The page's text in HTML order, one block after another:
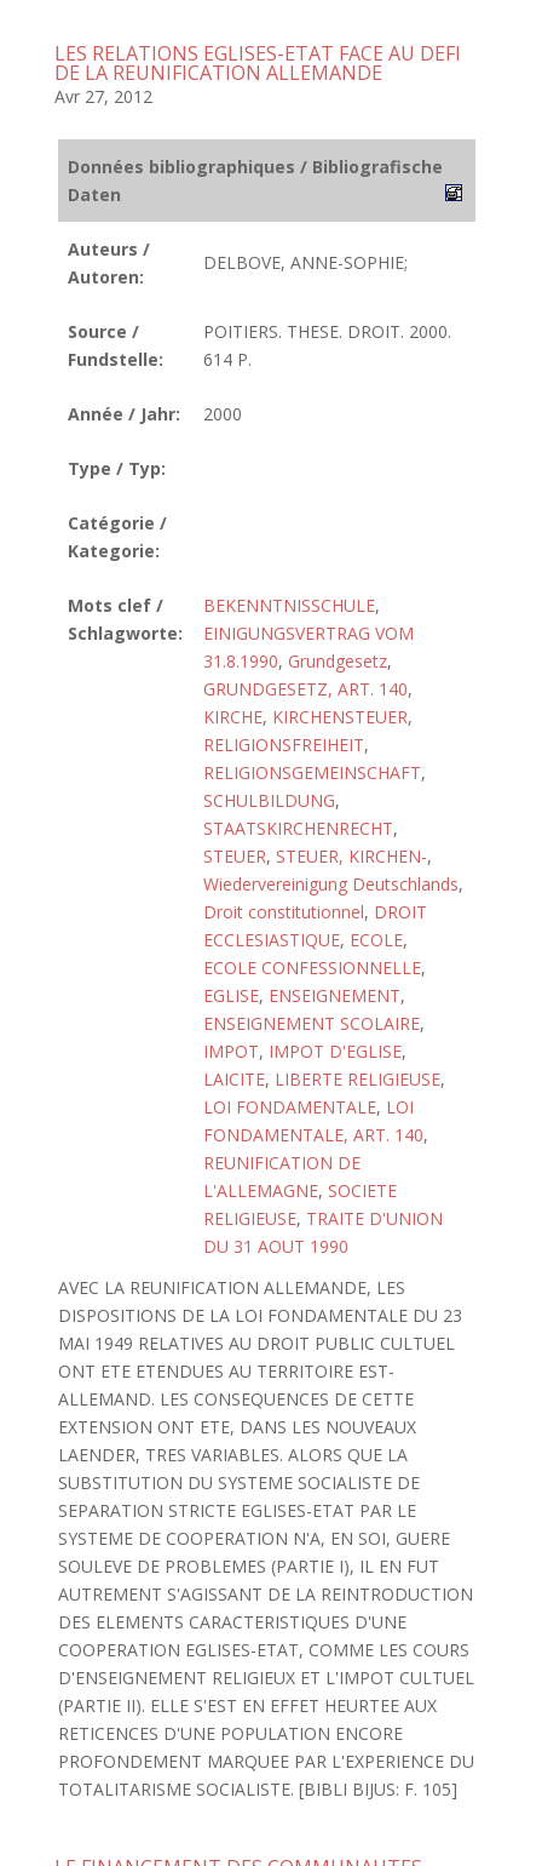
LES RELATIONS EGLISES-ETAT FACE AU DEFI
DE LA REUNIFICATION ALLEMANDE
Avr 27, 2012
Données bibliographiques / Bibliografische
Daten
Auteurs /
Autoren:
DELBOVE, ANNE-SOPHIE;
Source /
Fundstelle:
POITIERS. THESE. DROIT. 2000.
614 P.
Année / Jahr: 2000
Type / Typ:
Catégorie /
Kategorie:
Mots clef /
Schlagworte:
BEKENNTNISSCHULE,
EINIGUNGSVERTRAG VOM
31.8.1990, Grundgesetz,
GRUNDGESETZ, ART. 140,
KIRCHE, KIRCHENSTEUER,
RELIGIONSFREIHEIT,
RELIGIONSGEMEINSCHAFT,
SCHULBILDUNG,
STAATSKIRCHENRECHT,
STEUER, STEUER, KIRCHEN-,
Wiedervereinigung Deutschlands,
Droit constitutionnel, DROIT
ECCLESIASTIQUE, ECOLE,
ECOLE CONFESSIONNELLE,
EGLISE, ENSEIGNEMENT,
ENSEIGNEMENT SCOLAIRE,
IMPOT, IMPOT D'EGLISE,
LAICITE, LIBERTE RELIGIEUSE,
LOI FONDAMENTALE, LOI
FONDAMENTALE, ART. 140,
REUNIFICATION DE
L'ALLEMAGNE, SOCIETE
RELIGIEUSE, TRAITE D'UNION
DU 31 AOUT 1990
AVEC LA REUNIFICATION ALLEMANDE, LES
DISPOSITIONS DE LA LOI FONDAMENTALE DU 23
MAI 1949 RELATIVES AU DROIT PUBLIC CULTUEL
ONT ETE ETENDUES AU TERRITOIRE EST-
ALLEMAND. LES CONSEQUENCES DE CETTE
EXTENSION ONT ETE, DANS LES NOUVEAUX
LAENDER, TRES VARIABLES. ALORS QUE LA
SUBSTITUTION DU SYSTEME SOCIALISTE DE
SEPARATION STRICTE EGLISES-ETAT PAR LE
SYSTEME DE COOPERATION N'A, EN SOI, GUERE
SOULEVE DE PROBLEMES (PARTIE I), IL EN FUT
AUTREMENT S'AGISSANT DE LA REINTRODUCTION
DES ELEMENTS CARACTERISTIQUES D'UNE
COOPERATION EGLISES-ETAT, COMME LES COURS
D'ENSEIGNEMENT RELIGIEUX ET L'IMPOT CULTUEL
(PARTIE II). ELLE S'EST EN EFFET HEURTEE AUX
RETICENCES D'UNE POPULATION ENCORE
PROFONDEMENT MARQUEE PAR L'EXPERIENCE DU
TOTALITARISME SOCIALISTE. [BIBLI BIJUS: F. 105]